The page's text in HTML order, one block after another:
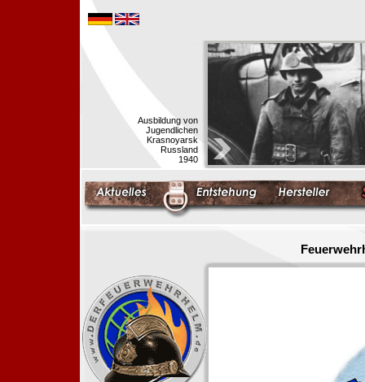
Ausbildung von
Jugendlichen
Krasnoyarsk
Russland
1940